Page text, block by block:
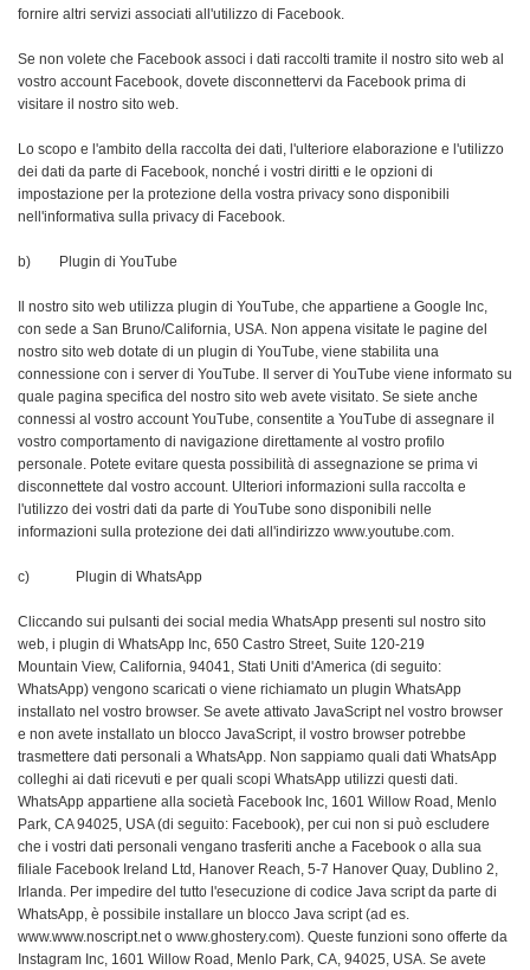
fornire altri servizi associati all'utilizzo di Facebook.
Se non volete che Facebook associ i dati raccolti tramite il nostro sito web al
vostro account Facebook, dovete disconnettervi da Facebook prima di
visitare il nostro sito web.
Lo scopo e l'ambito della raccolta dei dati, l'ulteriore elaborazione e l'utilizzo
dei dati da parte di Facebook, nonché i vostri diritti e le opzioni di
impostazione per la protezione della vostra privacy sono disponibili
nell'informativa sulla privacy di Facebook.
b) Plugin di YouTube
Il nostro sito web utilizza plugin di YouTube, che appartiene a Google Inc,
con sede a San Bruno/California, USA. Non appena visitate le pagine del
nostro sito web dotate di un plugin di YouTube, viene stabilita una
connessione con i server di YouTube. Il server di YouTube viene informato su
quale pagina specifica del nostro sito web avete visitato. Se siete anche
connessi al vostro account YouTube, consentite a YouTube di assegnare il
vostro comportamento di navigazione direttamente al vostro profilo
personale. Potete evitare questa possibilità di assegnazione se prima vi
disconnettete dal vostro account. Ulteriori informazioni sulla raccolta e
l'utilizzo dei vostri dati da parte di YouTube sono disponibili nelle
informazioni sulla protezione dei dati all'indirizzo www.youtube.com.
c) Plugin di WhatsApp
Cliccando sui pulsanti dei social media WhatsApp presenti sul nostro sito
web, i plugin di WhatsApp Inc, 650 Castro Street, Suite 120-219
Mountain View, California, 94041, Stati Uniti d'America (di seguito:
WhatsApp) vengono scaricati o viene richiamato un plugin WhatsApp
installato nel vostro browser. Se avete attivato JavaScript nel vostro browser
e non avete installato un blocco JavaScript, il vostro browser potrebbe
trasmettere dati personali a WhatsApp. Non sappiamo quali dati WhatsApp
colleghi ai dati ricevuti e per quali scopi WhatsApp utilizzi questi dati.
WhatsApp appartiene alla società Facebook Inc, 1601 Willow Road, Menlo
Park, CA 94025, USA (di seguito: Facebook), per cui non si può escludere
che i vostri dati personali vengano trasferiti anche a Facebook o alla sua
filiale Facebook Ireland Ltd, Hanover Reach, 5-7 Hanover Quay, Dublino 2,
Irlanda. Per impedire del tutto l'esecuzione di codice Java script da parte di
WhatsApp, è possibile installare un blocco Java script (ad es.
www.www.noscript.net o www.ghostery.com). Queste funzioni sono offerte da
Instagram Inc, 1601 Willow Road, Menlo Park, CA, 94025, USA. Se avete